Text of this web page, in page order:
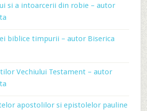
si a intoarcerii din robie – autor
biblice timpurii – autor Biserica
Vechiului Testament – autor
apostolilor si epistolelor pauline